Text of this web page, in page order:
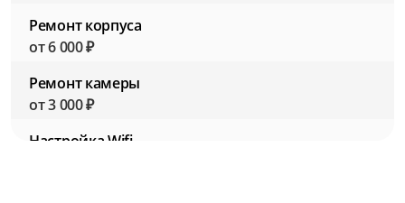
Ремонт корпуса
от 6 000 ₽
Ремонт камеры
от 3 000 ₽
Настройка Wifi